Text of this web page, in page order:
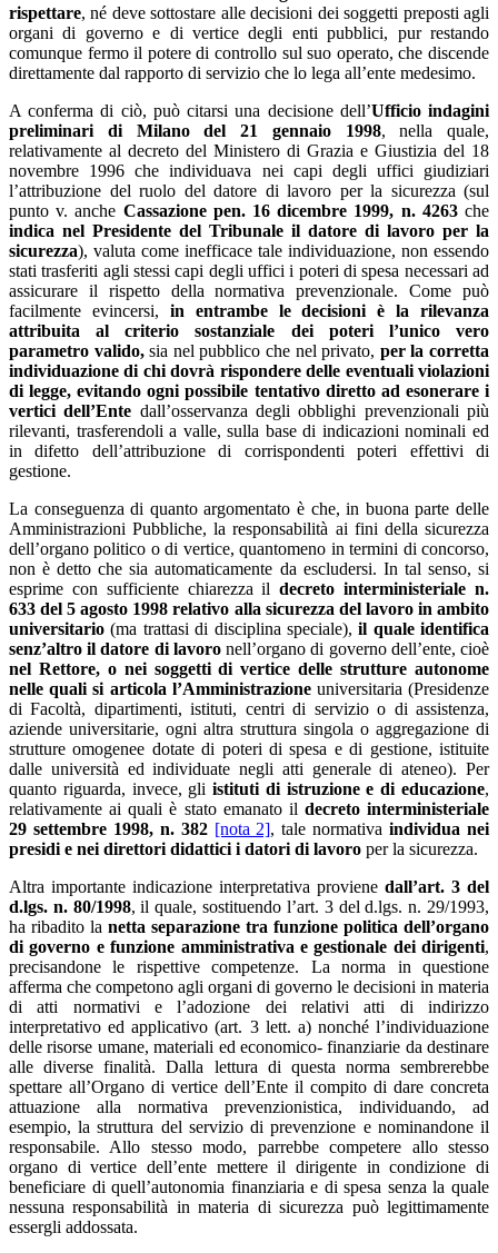
rispettare, né deve sottostare alle decisioni dei soggetti preposti agli
organi di governo e di vertice degli enti pubblici, pur restando
comunque fermo il potere di controllo sul suo operato, che discende
direttamente dal rapporto di servizio che lo lega all’ente medesimo.
A conferma di ciò, può citarsi una decisione dell’Ufficio indagini
preliminari di Milano del 21 gennaio 1998, nella quale,
relativamente al decreto del Ministero di Grazia e Giustizia del 18
novembre 1996 che individuava nei capi degli uffici giudiziari
l’attribuzione del ruolo del datore di lavoro per la sicurezza (sul
punto v. anche Cassazione pen. 16 dicembre 1999, n. 4263che
indica nel Presidente del Tribunale il datore di lavoro per la
sicurezza), valuta come inefficace tale individuazione, non essendo
stati trasferiti agli stessi capi degli uffici i poteri di spesa necessari ad
assicurare il rispetto della normativa prevenzionale. Come può
facilmente evincersi, in entrambe le decisioni è la rilevanza
attribuita al criterio sostanziale dei poteri l’unico vero
parametro valido,sia nel pubblico che nel privato, per la corretta
individuazione di chi dovrà rispondere delle eventuali violazioni
di legge, evitando ogni possibile tentativo diretto ad esonerare i
vertici dell’Ente dall’osservanza degli obblighi prevenzionali più
rilevanti, trasferendoli a valle, sulla base di indicazioni nominali ed
in difetto dell’attribuzione di corrispondenti poteri effettivi di
gestione.
La conseguenza di quanto argomentato è che, in buona parte delle
Amministrazioni Pubbliche, la responsabilità ai fini della sicurezza
dell’organo politico o di vertice, quantomeno in termini di concorso,
non è detto che sia automaticamente da escludersi. In tal senso, si
esprime con sufficiente chiarezza ildecreto interministeriale n.
633 del 5 agosto 1998 relativo alla sicurezza del lavoro in ambito
universitario(ma trattasi di disciplina speciale),il quale identifica
senz’altro il datore di lavoronell’organo di governo dell’ente, cioè
nel Rettore, o nei soggetti di vertice delle strutture autonome
nelle quali si articola l’Amministrazioneuniversitaria (Presidenze
di Facoltà, dipartimenti, istituti, centri di servizio o di assistenza,
aziende universitarie, ogni altra struttura singola o aggregazione di
strutture omogenee dotate di poteri di spesa e di gestione, istituite
dalle università ed individuate negli atti generale di ateneo). Per
quanto riguarda, invece, gli istituti di istruzione e di educazione,
relativamente ai quali è stato emanato il decreto interministeriale
29 settembre 1998, n. 382 [nota 2], tale normativaindividua nei
presidi e nei direttori didattici i datori di lavoro per la sicurezza.
Altra importante indicazione interpretativa proviene dall’art. 3 del
d.lgs. n. 80/1998, il quale, sostituendo l’art. 3 del d.lgs. n. 29/1993,
ha ribadito la netta separazione tra funzione politica dell’organo
di governo e funzione amministrativa e gestionale dei dirigenti,
precisandone le rispettive competenze. La norma in questione
afferma che competono agli organi di governo le decisioni in materia
di atti normativi e l’adozione dei relativi atti di indirizzo
interpretativo ed applicativo (art. 3 lett. a) nonché l’individuazione
delle risorse umane, materiali ed economico- finanziarie da destinare
alle diverse finalità. Dalla lettura di questa norma sembrerebbe
spettare all’Organo di vertice dell’Ente il compito di dare concreta
attuazione alla normativa prevenzionistica, individuando, ad
esempio, la struttura del servizio di prevenzione e nominandone il
responsabile. Allo stesso modo, parrebbe competere allo stesso
organo di vertice dell’ente mettere il dirigente in condizione di
beneficiare di quell’autonomia finanziaria e di spesa senza la quale
nessuna responsabilità in materia di sicurezza può legittimamente
essergli addossata.